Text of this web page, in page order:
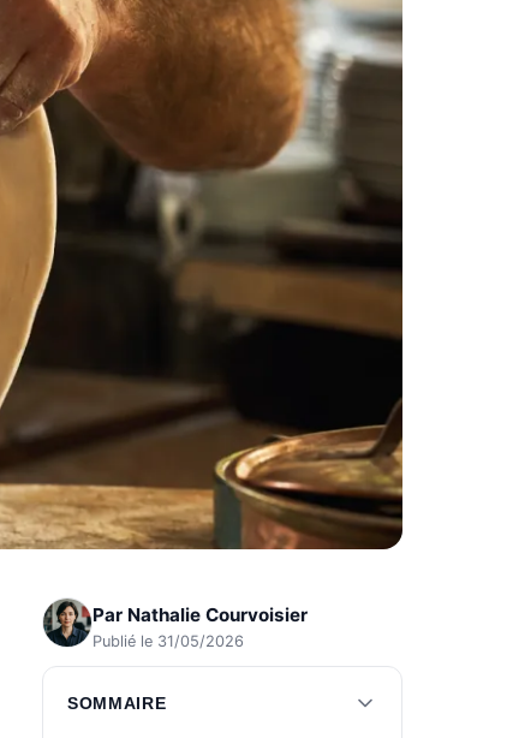
Par Nathalie Courvoisier
Publié le 31/05/2026
SOMMAIRE